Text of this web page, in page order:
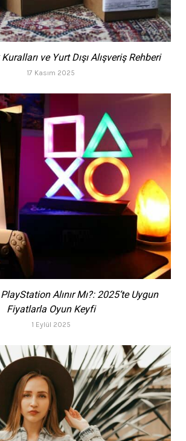
ve Yurt Dışı Alışveriş Rehberi
17 Kasım 2025
Alınır Mı?: 2025’te Uygun
Fiyatlarla Oyun Keyfi
1 Eylül 2025